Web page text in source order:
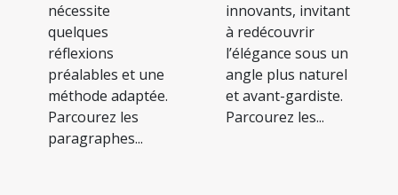
nécessite
quelques
réflexions
préalables et une
méthode adaptée.
Parcourez les
paragraphes...
innovants, invitant
à redécouvrir
l’élégance sous un
angle plus naturel
et avant-gardiste.
Parcourez les...